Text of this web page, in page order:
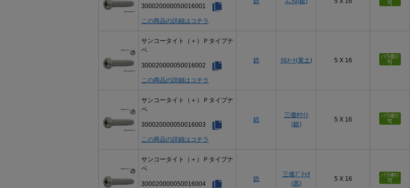
300020000050016001
この商品の詳細はコチラ
サンコータイト（＋）Ｐタイプナ
ベ
300020000050016002
この商品の詳細はコチラ
鉄 ｸﾛﾒｰﾄ(黄土) 5 X 16
サンコータイト（＋）Ｐタイプナ
ベ
300020000050016003
この商品の詳細はコチラ
鉄
三価ﾎﾜｲﾄ
(銀)
5 X 16
サンコータイト（＋）Ｐタイプナ
ベ
300020000050016004
鉄
三価ﾌﾞﾗｯｸ
(黒)
5 X 16